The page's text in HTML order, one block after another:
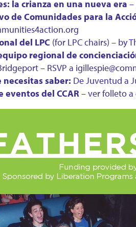
la crianza en una nueva era –
de Comunidades para la
del LPC (for LPC chairs) – by
regional de
– RSVP a
necesitas saber: De Juventud a
eventos del CCAR– ver folleto